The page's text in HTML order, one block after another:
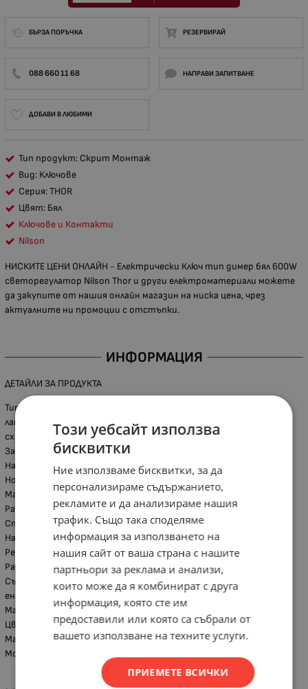
БЪРЗА ПОРЪЧКА РЕЗЕРВИРАЙ
088 660 11 68 НАПРАВИ ЗАПИТВАНЕ
ДОБАВИ В ЛЮБИМИ
Тип продукт: Скрит Монтаж
Вид: Ключове
Серия: THOR
Цвят: Бял
Ключове и Контакти
Nilson
НИСКИТЕ ЦЕНИ ОНЛАЙН - Електрически Ключ тип димер бял 600W
светорегулатор Nilson Thor и други електроматериали можете
да закупите от нашия онлайн магазин на ниска цена, чрез
актуалните ни промоции с отстъпки.
ИНФОРМАЦИЯ
ДЕТАЙЛИ ЗА ПРОДУКТА
Тип: димер – регулиране на лампи с нажежаема жичка, халогенни
лампи на 12V и 220V и димируеми LED крушки, възможност ключ
сх.1 да се замени с димер без да се добавят кабели.
Защита от късо съединение
Напрежение: 230V
Номинален ток: 10А
Максимална мощност: 600W
Работна честота: 50Hz
Степен на защита: IP20
Начин на свързване: Винтове
Режим на работа: задържащ
Размери /външен панел/: THOR 85/85mm
Със светлинна индикация, несъвместимо за управление на
енергоспестяващи и LED крушки
Материал: пластмаса
Цвят: Бял
Марка:NILSON
Модел: серия THOR
Този уебсайт използва
бисквитки
Ние използваме бисквитки, за да
персонализираме съдържанието,
рекламите и да анализираме нашия
трафик. Също така споделяме
информация за използването на
нашия сайт от ваша страна с нашите
партньори за реклама и анализи,
които може да я комбинират с друга
информация, която сте им
предоставили или която са събрали от
вашето използване на техните услуги.
ПРИЕМЕТЕ ВСИЧКИ